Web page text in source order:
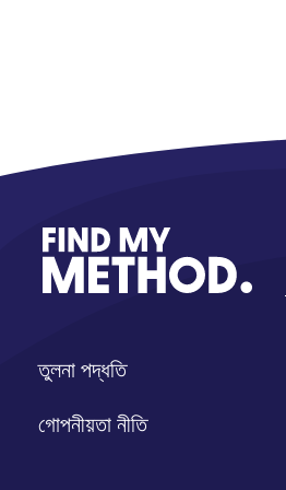
তুলনা পদ্ধতি
গোপনীয়তা নীতি